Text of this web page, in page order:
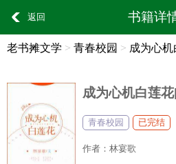
返回 书籍详
老书摊文学 > 青春校园 > 成为心
成为心机白莲
青春校园 已完结
作者： 林宴歌